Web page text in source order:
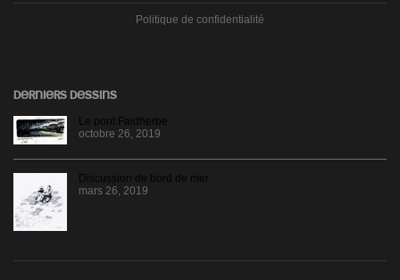
Politique de confidentialité
DERNIERS DESSINS
Le pont Faidherbe
octobre 26, 2019
Discussion de bord de mer
mars 26, 2019